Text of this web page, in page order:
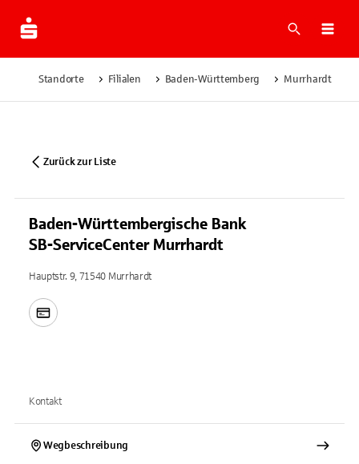
Suche
Standorte Filialen Baden-Württemberg Murrhardt
Zurück zur Liste
Baden-Württembergische Bank
SB-ServiceCenter Murrhardt
Hauptstr. 9, 71540 Murrhardt
Kontakt
Wegbeschreibung